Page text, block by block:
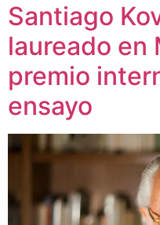
Santiago
laureado en
premio
ensayo